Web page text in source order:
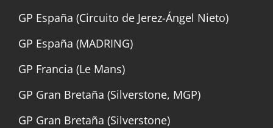
GP España (Circuito de Jerez-Ángel Nieto)
GP España (MADRING)
GP Francia (Le Mans)
GP Gran Bretaña (Silverstone, MGP)
GP Gran Bretaña (Silverstone)